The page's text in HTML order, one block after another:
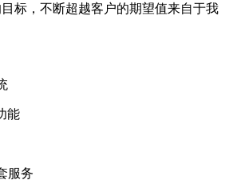
标，不断超越客户的期望值来自于我
能
服务